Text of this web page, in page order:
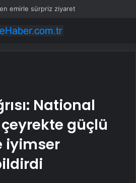
emirle sürpriz ziyaret
National
çeyrekte güçlü
iyimser